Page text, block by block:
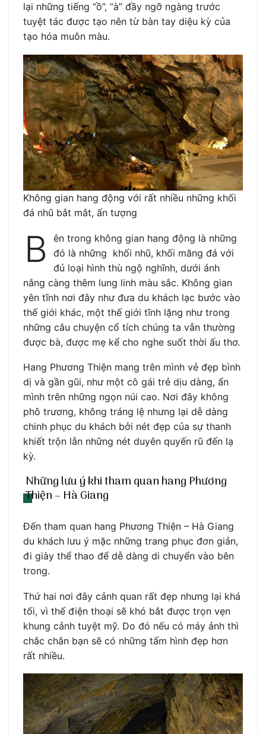
lại những tiếng “ồ”, “à” đầy ngỡ ngàng trước
tuyệt tác được tạo nên từ bàn tay diệu kỳ của
tạo hóa muôn màu.
Không gian hang động với rất nhiều những khối
đá nhũ bắt mắt, ấn tượng
B
ên trong không gian hang động là những
đó là những khối nhũ, khối măng đá với
đủ loại hình thù ngộ nghĩnh, dưới ánh
nắng càng thêm lung linh màu sắc. Không gian
yên tĩnh nơi đây như đưa du khách lạc bước vào
thế giới khác, một thế giới tĩnh lặng như trong
những câu chuyện cổ tích chúng ta vẫn thường
được bà, được mẹ kể cho nghe suốt thời ấu thơ.
Hang Phương Thiện mang trên mình vẻ đẹp bình
dị và gần gũi, như một cô gái trẻ dịu dàng, ẩn
mình trên những ngọn núi cao. Nơi đây không
phô trương, không tráng lệ nhưng lại dễ dàng
chinh phục du khách bởi nét đẹp của sự thanh
khiết trộn lẫn những nét duyên quyến rũ đến lạ
kỳ.
Những lưu ý khi tham quan hang Phương
Thiện – Hà Giang
Đến tham quan hang Phương Thiện – Hà Giang
du khách lưu ý mặc những trang phục đơn giản,
đi giày thể thao để dễ dàng di chuyển vào bên
trong.
Thứ hai nơi đây cảnh quan rất đẹp nhưng lại khá
tối, vì thế điện thoại sẽ khó bắt được trọn vẹn
khung cảnh tuyệt mỹ. Do đó nếu có máy ảnh thì
chắc chắn bạn sẽ có những tấm hình đẹp hơn
rất nhiều.